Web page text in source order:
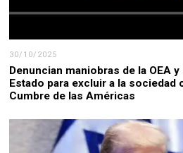
30/10/2025
Denuncian maniobras de la OEA
Estado para excluir a la sociedad
Cumbre de las Américas